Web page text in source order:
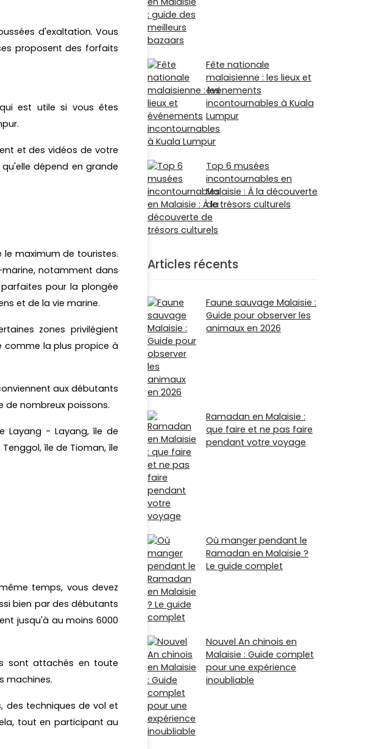
d'exaltation. Vous
proposent des forfaits
est utile si vous êtes
et des vidéos de votre
dépend en grande
maximum de touristes.
notamment dans
pour la plongée
et de la vie marine.
zones privilégient
comme la plus propice à
aux débutants
de nombreux poissons.
Layang - Layang, île de
île de Tioman, île
temps, vous devez
bien par des débutants
jusqu'à au moins 6000
sont attachés en toute
machines.
des techniques de vol et
tout en participant au
Fête nationale
malaisienne : les lieux et
événements
incontournables à Kuala
Lumpur
Top 6 musées
incontournables en
Malaisie : À la découverte
de trésors culturels
Articles récents
Faune sauvage Malaisie :
Guide pour observer les
animaux en 2026
Ramadan en Malaisie :
que faire et ne pas faire
pendant votre voyage
Où manger pendant le
Ramadan en Malaisie ?
Le guide complet
Nouvel An chinois en
Malaisie : Guide complet
pour une expérience
inoubliable